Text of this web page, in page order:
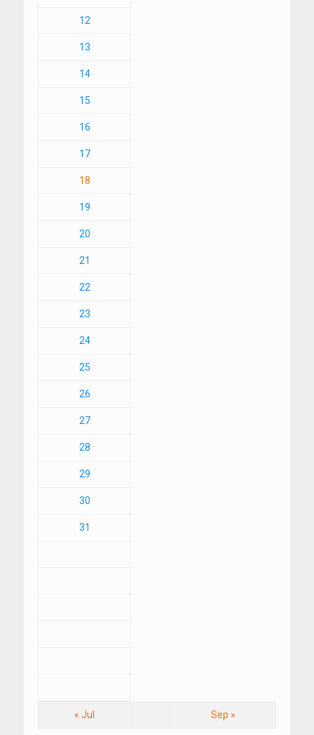
12
13
14
15
16
17
18
19
20
21
22
23
24
25
26
27
28
29
30
31
« Jul Sep »